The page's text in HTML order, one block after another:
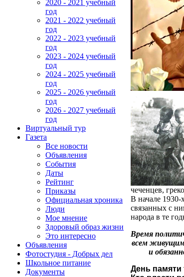
2020 - 2021 учебный
год
2021 - 2022 учебный
год
2022 - 2023 учебный
год
2023 - 2024 учебный
год
2024 - 2025 учебный
год
2025 - 2026 учебный
год
2026 - 2027 учебный
год
Виртуальный тур
Газета
Все новости
Объявления
События
Даты
Рейтинг
Приказы
Официальная хроника
Люди
Мое мнение
Здоровый образ жизни
Это интересно
Объявления
Фотостудия - Добрых дел
Школьное питание
Документы
чеченцев,
В начале 1930-
связанных с
народа в те
Время
всем живущим
и
День памяти